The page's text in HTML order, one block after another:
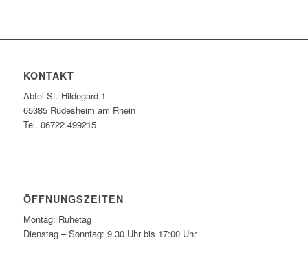
KONTAKT
Abtei St. Hildegard 1
65385 Rüdesheim am Rhein
Tel. 06722 499215
ÖFFNUNGSZEITEN
Montag: Ruhetag
Dienstag – Sonntag: 9.30 Uhr bis 17:00 Uhr